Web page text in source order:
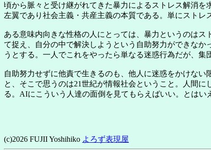
頃から脈々と受け継がれてきた暴力によるストレス解消
左翼であり社会主義・共産主義の本質である。単にストレ
ある意味内向きな性格の人にとっては、暴力というのは
て捉え、自分の中で解決しようという自助努力ができな
うとする。一人でこれをやったら単なる迷惑行為だが、集
自助努力せずに他責で生きるのも、他人に迷惑をかけな
と、そこで思うのは21世紀が情報社会ということ。人間
る。AIにこういう人達の面倒を見てもらえばいい。とは
(c)2026 FUJII Yoshihiko よろず表現屋